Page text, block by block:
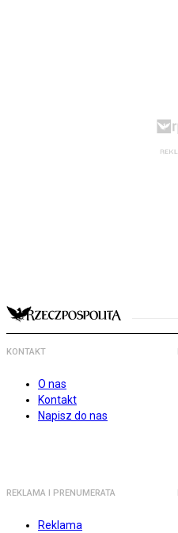
KONTAKT
O nas
Kontakt
Napisz do nas
REKLAMA I PRENUMERATA
Reklama